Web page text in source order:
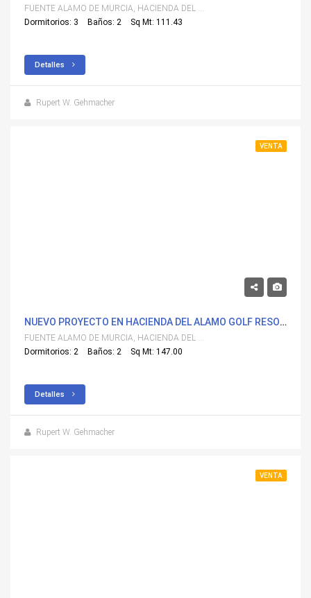
FUENTE ALAMO DE MURCIA, HACIENDA DEL ALAMO
Dormitorios: 3
Baños: 2 Sq Mt: 111.43
Detalles
Rupert W. Gehmacher
VENTA
NUEVO PROYECTO EN HACIENDA DEL ALAMO GOLF RESORT
FUENTE ALAMO DE MURCIA, HACIENDA DEL ALAMO
Dormitorios: 2
Baños: 2 Sq Mt: 147.00
Detalles
Rupert W. Gehmacher
VENTA